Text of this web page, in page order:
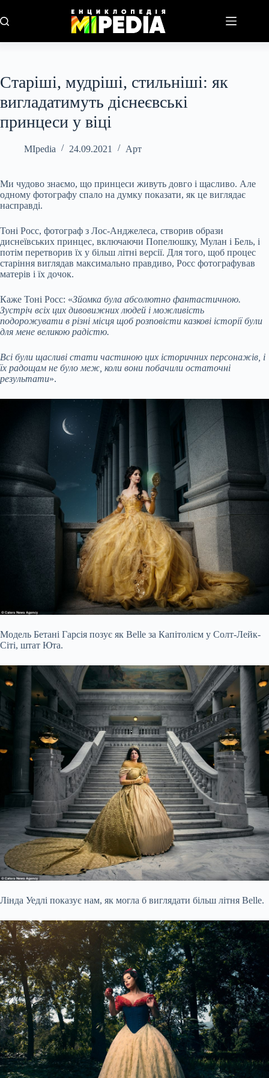
до
вмісту
Старіші, мудріші, стильніші: як
вигладатимуть діснеєвські
принцеси у віці
MIpedia 24.09.2021 Арт
Ми чудово знаємо, що принцеси живуть довго і щасливо. Але
одному фотографу спало на думку показати, як це виглядає
насправді.
Тоні Росс, фотограф з Лос-Анджелеса, створив образи
диснеївських принцес, включаючи Попелюшку, Мулан і Бель, і
потім перетворив їх у більш літні версії. Для того, щоб процес
старіння виглядав максимально правдиво, Росс фотографував
матерів і їх дочок.
Каже Тоні Росс: «Зйомка була абсолютно фантастичною.
Зустріч всіх цих дивовижних людей і можливість
подорожувати в різні місця щоб розповісти казкові історії були
для мене великою радістю.
Всі були щасливі стати частиною цих історичних персонажів, і
їх радощам не було меж, коли вони побачили остаточні
результати».
Модель Бетані Гарсія позує як Belle за Капітолієм у Солт-Лейк-
Сіті, штат Юта.
Лінда Уедлі показує нам, як могла б виглядати більш літня Belle.